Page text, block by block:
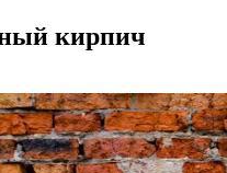
кирпич